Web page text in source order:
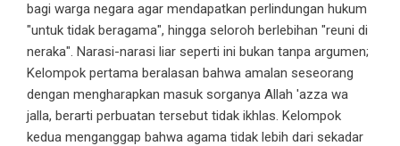
bagi warga negara agar mendapatkan perlindungan hukum
"untuk tidak beragama", hingga seloroh berlebihan "reuni di
neraka". Narasi-narasi liar seperti ini bukan tanpa argumen;
Kelompok pertama beralasan bahwa amalan seseorang
dengan mengharapkan masuk sorganya Allah 'azza wa
jalla, berarti perbuatan tersebut tidak ikhlas. Kelompok
kedua menganggap bahwa agama tidak lebih dari sekadar